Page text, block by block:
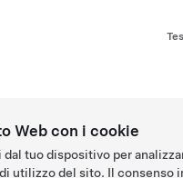
Web con i cookie
tuo dispositivo per
utilizzo del sito. Il